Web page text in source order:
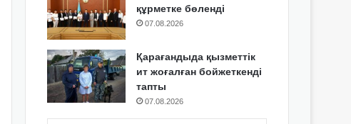
құрметке бөленді
07.08.2026
Қарағандыда қызметтік
ит жоғалған бойжеткенді
тапты
07.08.2026